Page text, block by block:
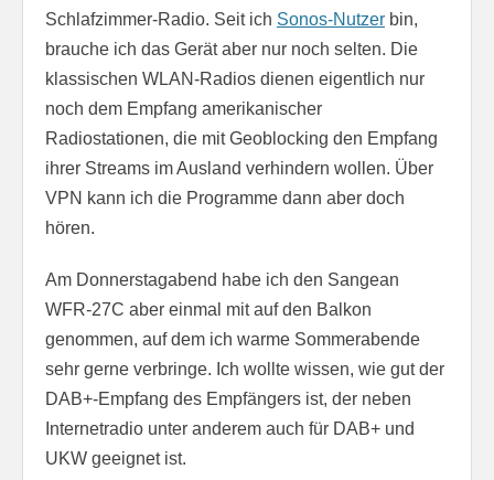
Schlafzimmer-Radio. Seit ich Sonos-Nutzer bin,
brauche ich das Gerät aber nur noch selten. Die
klassischen WLAN-Radios dienen eigentlich nur
noch dem Empfang amerikanischer
Radiostationen, die mit Geoblocking den Empfang
ihrer Streams im Ausland verhindern wollen. Über
VPN kann ich die Programme dann aber doch
hören.
Am Donnerstagabend habe ich den Sangean
WFR-27C aber einmal mit auf den Balkon
genommen, auf dem ich warme Sommerabende
sehr gerne verbringe. Ich wollte wissen, wie gut der
DAB+-Empfang des Empfängers ist, der neben
Internetradio unter anderem auch für DAB+ und
UKW geeignet ist.